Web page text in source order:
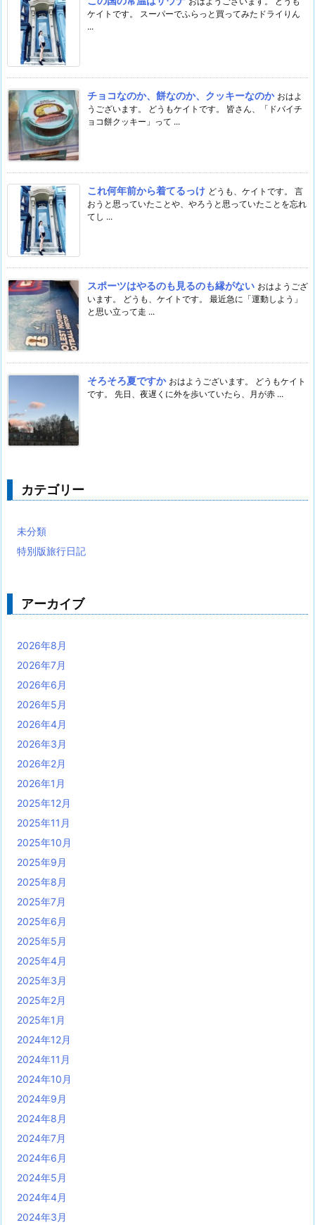
ケイトです。 スーパーでふらっと買ってみたドライりん
...
チョコなのか、餅なのか、クッキーなのか おはよ
うございます。 どうもケイトです。 皆さん、「ドバイチ
ョコ餅クッキー」って ...
これ何年前から着てるっけ どうも、ケイトです。 言
おうと思っていたことや、やろうと思っていたことを忘れ
てし ...
スポーツはやるのも見るのも縁がない おはようござ
います。 どうも、ケイトです。 最近急に「運動しよう」
と思い立って走 ...
そろそろ夏ですか おはようございます。 どうもケイト
です。 先日、夜遅くに外を歩いていたら、月が赤 ...
カテゴリー
未分類
特別版旅行日記
アーカイブ
2026年8月
2026年7月
2026年6月
2026年5月
2026年4月
2026年3月
2026年2月
2026年1月
2025年12月
2025年11月
2025年10月
2025年9月
2025年8月
2025年7月
2025年6月
2025年5月
2025年4月
2025年3月
2025年2月
2025年1月
2024年12月
2024年11月
2024年10月
2024年9月
2024年8月
2024年7月
2024年6月
2024年5月
2024年4月
2024年3月